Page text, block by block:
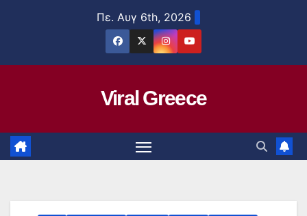
Πε. Αυγ 6th, 2026
Viral Greece